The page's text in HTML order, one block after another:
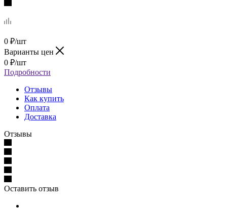
0 ₽/шт
Варианты цен
0 ₽/шт
Подробности
Отзывы
Как купить
Оплата
Доставка
Отзывы
Оставить отзыв